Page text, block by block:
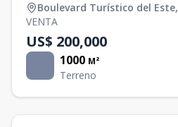
Boulevard Turístico del Este,
VENTA
US$ 200,000
1000 M²
Terreno